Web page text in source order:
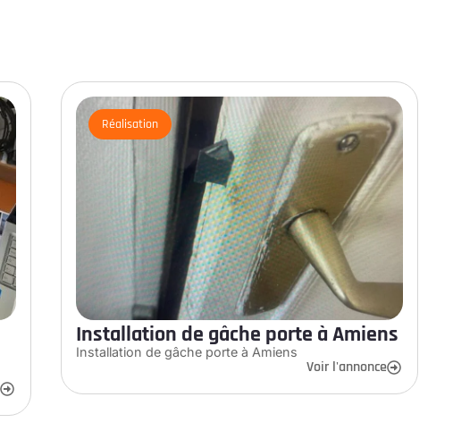
Réalisation
Installation de gâche porte à Amiens
Installation de gâche porte à Amiens
Voir l'annonce